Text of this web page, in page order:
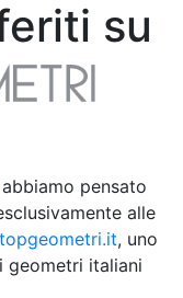
su
pensato
alle
, uno
geometri italiani